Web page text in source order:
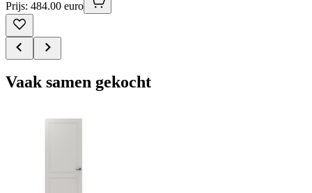
Prijs: 484.00 euro
Vaak samen gekocht